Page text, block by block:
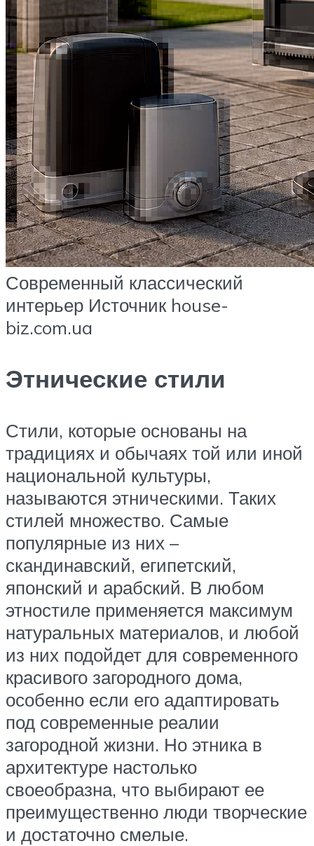
Современный классический
интерьер Источник house-
biz.com.ua
Этнические стили
Стили, которые основаны на
традициях и обычаях той или иной
национальной культуры,
называются этническими. Таких
стилей множество. Самые
популярные из них –
скандинавский, египетский,
японский и арабский. В любом
этностиле применяется максимум
натуральных материалов, и любой
из них подойдет для современного
красивого загородного дома,
особенно если его адаптировать
под современные реалии
загородной жизни. Но этника в
архитектуре настолько
своеобразна, что выбирают ее
преимущественно люди творческие
и достаточно смелые.